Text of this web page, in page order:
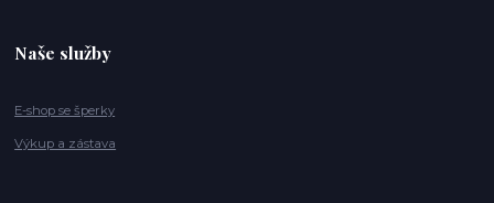
Naše služby
E-shop se šperky
Výkup a zástava